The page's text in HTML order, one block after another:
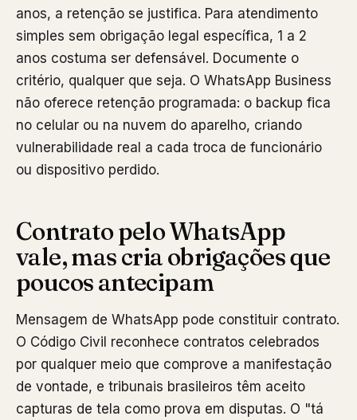
anos, a retenção se justifica. Para atendimento
simples sem obrigação legal específica, 1 a 2
anos costuma ser defensável. Documente o
critério, qualquer que seja. O WhatsApp Business
não oferece retenção programada: o backup fica
no celular ou na nuvem do aparelho, criando
vulnerabilidade real a cada troca de funcionário
ou dispositivo perdido.
Contrato pelo WhatsApp
vale, mas cria obrigações que
poucos antecipam
Mensagem de WhatsApp pode constituir contrato.
O Código Civil reconhece contratos celebrados
por qualquer meio que comprove a manifestação
de vontade, e tribunais brasileiros têm aceito
capturas de tela como prova em disputas. O "tá